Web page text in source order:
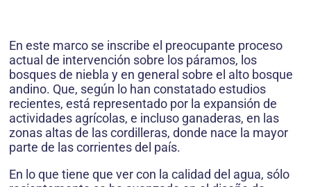
En este marco se inscribe el preocupante proceso
actual de intervención sobre los páramos, los
bosques de niebla y en general sobre el alto bosque
andino. Que, según lo han constatado estudios
recientes, está representado por la expansión de
actividades agrícolas, e incluso ganaderas, en las
zonas altas de las cordilleras, donde nace la mayor
parte de las corrientes del país.
En lo que tiene que ver con la calidad del agua, sólo